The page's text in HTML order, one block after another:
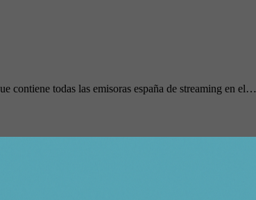
contiene todas las emisoras españa de streaming en el…